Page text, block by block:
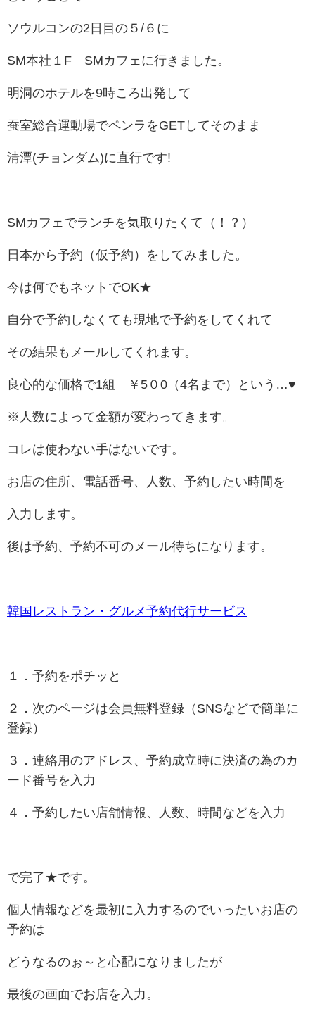
ソウルコンの2日目の５/６に
SM本社１F SMカフェに行きました。
明洞のホテルを9時ころ出発して
蚕室総合運動場でペンラをGETしてそのまま
清潭(チョンダム)に直行です!
SMカフェでランチを気取りたくて（！？）
日本から予約（仮予約）をしてみました。
今は何でもネットでOK★
自分で予約しなくても現地で予約をしてくれて
その結果もメールしてくれます。
良心的な価格で1組 ￥5０0（4名まで）という…♥
※人数によって金額が変わってきます。
コレは使わない手はないです。
お店の住所、電話番号、人数、予約したい時間を
入力します。
後は予約、予約不可のメール待ちになります。
韓国レストラン・グルメ予約代行サービス
１．予約をポチッと
２．次のページは会員無料登録（SNSなどで簡単に
登録）
３．連絡用のアドレス、予約成立時に決済の為のカ
ード番号を入力
４．予約したい店舗情報、人数、時間などを入力
で完了★です。
個人情報などを最初に入力するのでいったいお店の
予約は
どうなるのぉ～と心配になりましたが
最後の画面でお店を入力。